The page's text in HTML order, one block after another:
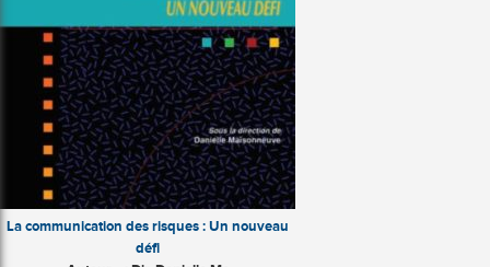
La communication des risques : Un nouveau
défi